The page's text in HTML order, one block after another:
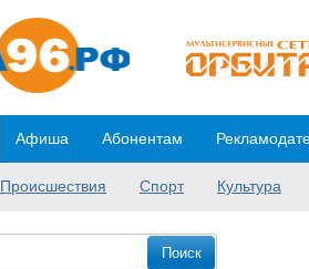
Происшествия Спорт Культура
Афиша Абонентам